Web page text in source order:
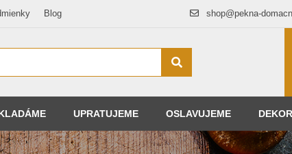
Blog shop@pekna-
UPRATUJEME OSLAVUJEME